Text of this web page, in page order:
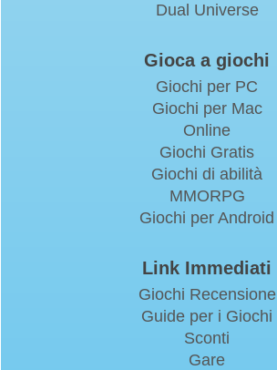
Dual Universe
Gioca a giochi
Giochi per PC
Giochi per Mac
Online
Giochi Gratis
Giochi di abilità
MMORPG
Giochi per Android
Link Immediati
Giochi Recensione
Guide per i Giochi
Sconti
Gare